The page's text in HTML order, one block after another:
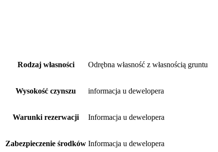
Rodzaj własności Odrębna własność z własnością gruntu
Wysokość czynszu informacja u dewelopera
Warunki rezerwacji Informacja u dewelopera
Zabezpieczenie środków Informacja u dewelopera